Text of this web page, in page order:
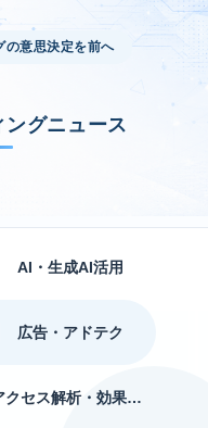
の意思決定を前へ
グニュース
AI・生成AI活用
広告・アドテク
アクセス解析・効果測定